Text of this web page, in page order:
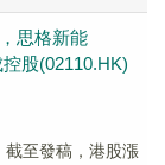
思格新能
股(02110.HK)
截至發稿，港股漲